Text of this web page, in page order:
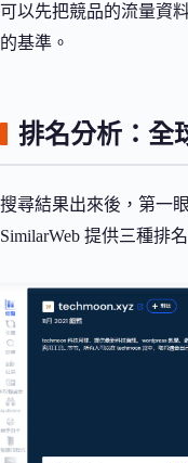
可以先把競品的流量資
的基準。
排名分析：全
搜尋結果出來後，第一
SimilarWeb 提供三種排名